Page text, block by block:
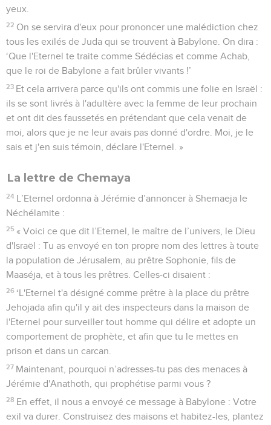
yeux.
22 On se servira d'eux pour prononcer une malédiction chez
tous les exilés de Juda qui se trouvent à Babylone. On dira :
‘Que l'Eternel te traite comme Sédécias et comme Achab,
que le roi de Babylone a fait brûler vivants !’
23 Et cela arrivera parce qu'ils ont commis une folie en Israël :
ils se sont livrés à l'adultère avec la femme de leur prochain
et ont dit des faussetés en prétendant que cela venait de
moi, alors que je ne leur avais pas donné d'ordre. Moi, je le
sais et j'en suis témoin, déclare l'Eternel. »
La lettre de Chemaya
24 L’Eternel ordonna à Jérémie d’annoncer à Shemaeja le
Néchélamite :
25 « Voici ce que dit l’Eternel, le maître de l’univers, le Dieu
d'Israël : Tu as envoyé en ton propre nom des lettres à toute
la population de Jérusalem, au prêtre Sophonie, fils de
Maaséja, et à tous les prêtres. Celles-ci disaient :
26 ‘L'Eternel t'a désigné comme prêtre à la place du prêtre
Jehojada afin qu'il y ait des inspecteurs dans la maison de
l'Eternel pour surveiller tout homme qui délire et adopte un
comportement de prophète, et afin que tu le mettes en
prison et dans un carcan.
27 Maintenant, pourquoi n’adresses-tu pas des menaces à
Jérémie d'Anathoth, qui prophétise parmi vous ?
28 En effet, il nous a envoyé ce message à Babylone : Votre
exil va durer. Construisez des maisons et habitez-les, plantez